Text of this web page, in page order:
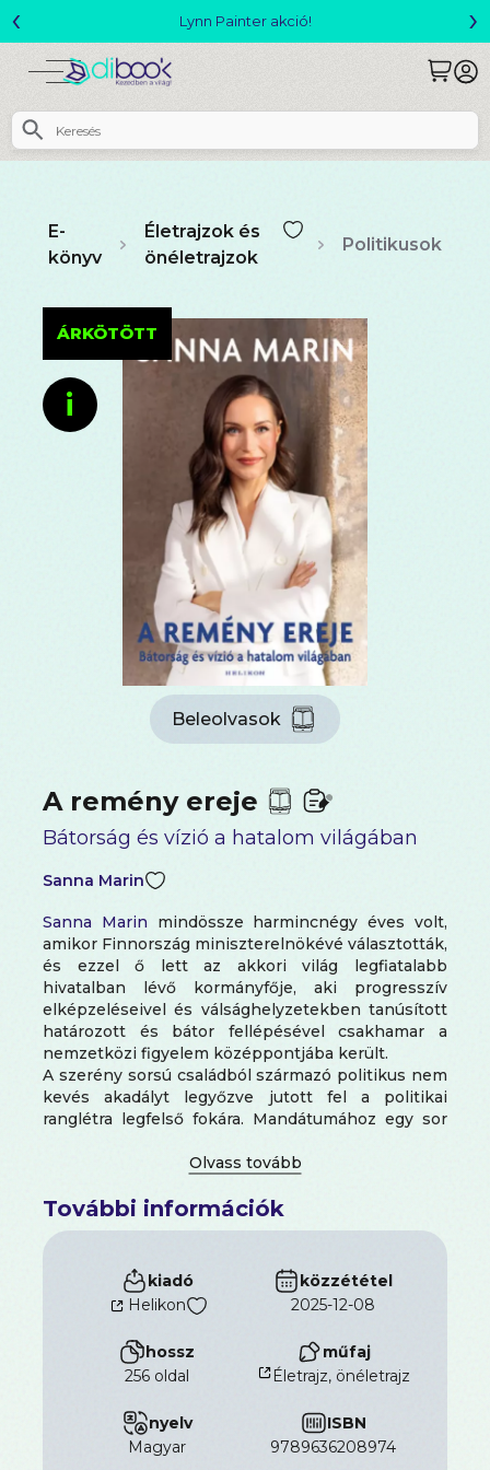
Megjelent! L. J. Shen: Legvadabb álmaimban szeretlek
‹ ›
E-
könyv
Életrajzok és
önéletrajzok
Politikusok
ÁRKÖTÖTT
i
Beleolvasok
A remény ereje
Bátorság és vízió a hatalom világában
Sanna Marin
Sanna Marin mindössze harmincnégy éves volt,
amikor Finnország miniszterelnökévé választották,
és ezzel ő lett az akkori világ legfiatalabb
hivatalban lévő kormányfője, aki progresszív
elképzeléseivel és válsághelyzetekben tanúsított
határozott és bátor fellépésével csakhamar a
nemzetközi figyelem középpontjába került.
A szerény sorsú családból származó politikus nem
kevés akadályt legyőzve jutott fel a politikai
ranglétra legfelső fokára. Mandátumához egy sor
vezette végig Finnországot a koronavírus-
klímaváltozás és a társadalmi igazságosság terén, s
végül ő volt az is, aki Ukrajna orosz invázióját
követően levezényelte hazája NATO-
csatlakozását.
Marin őszintén mesél a kihívásokról, amelyek
kormányfőként érték, nem utolsósorban azokról a
média által botrányként tálalt ügyekről, amelyek
során a magánéletében vájkálva igyekeztek
megkérdőjelezni politikai alkalmasságát.
A Remény ereje több, mint memoár: cselekvésre
Sanna Marin
arra biztatja a következő
További információk
kiadó
Helikon
közzététel
2025-12-08
hossz
256 oldal
műfaj
Életrajz, önéletrajz
nyelv
magyar
ISBN
9789636208974